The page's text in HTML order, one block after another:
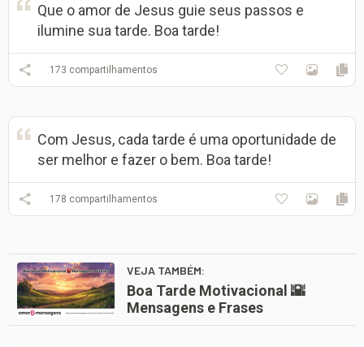
Que o amor de Jesus guie seus passos e
ilumine sua tarde. Boa tarde!
173 compartilhamentos
Com Jesus, cada tarde é uma oportunidade de
ser melhor e fazer o bem. Boa tarde!
178 compartilhamentos
VEJA TAMBÉM:
Boa Tarde Motivacional 🌇
Mensagens e Frases